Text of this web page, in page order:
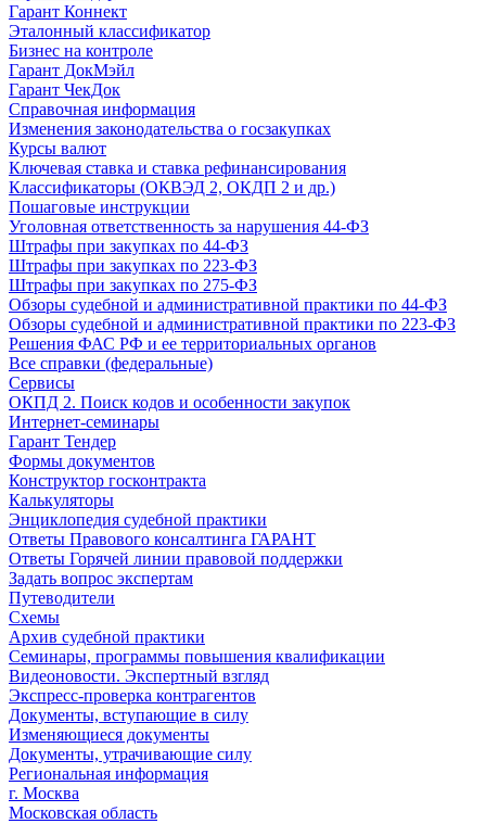
Гарант Коннект
Эталонный классификатор
Бизнес на контроле
Гарант ДокМэйл
Гарант ЧекДок
Справочная информация
Изменения законодательства о госзакупках
Курсы валют
Ключевая ставка и ставка рефинансирования
Классификаторы (ОКВЭД 2, ОКДП 2 и др.)
Пошаговые инструкции
Уголовная ответственность за нарушения 44-ФЗ
Штрафы при закупках по 44-ФЗ
Штрафы при закупках по 223-ФЗ
Штрафы при закупках по 275-ФЗ
Обзоры судебной и административной практики по 44-ФЗ
Обзоры судебной и административной практики по 223-ФЗ
Решения ФАС РФ и ее территориальных органов
Все справки (федеральные)
Сервисы
ОКПД 2. Поиск кодов и особенности закупок
Интернет-семинары
Гарант Тендер
Формы документов
Конструктор госконтракта
Калькуляторы
Энциклопедия судебной практики
Ответы Правового консалтинга ГАРАНТ
Ответы Горячей линии правовой поддержки
Задать вопрос экспертам
Путеводители
Схемы
Архив судебной практики
Семинары, программы повышения квалификации
Видеоновости. Экспертный взгляд
Экспресс-проверка контрагентов
Документы, вступающие в силу
Изменяющиеся документы
Документы, утрачивающие силу
Региональная информация
г. Москва
Московская область